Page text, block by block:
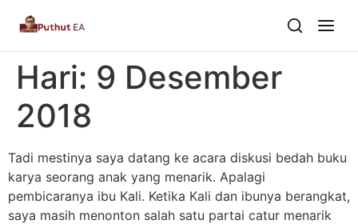
Dari Dalam
Dari Kawan
Buku
Tentang▾
Hari: 9 Desember
2018
Tadi mestinya saya datang ke acara diskusi bedah buku
karya seorang anak yang menarik. Apalagi
pembicaranya ibu Kali. Ketika Kali dan ibunya berangkat,
saya masih menonton salah satu partai catur menarik